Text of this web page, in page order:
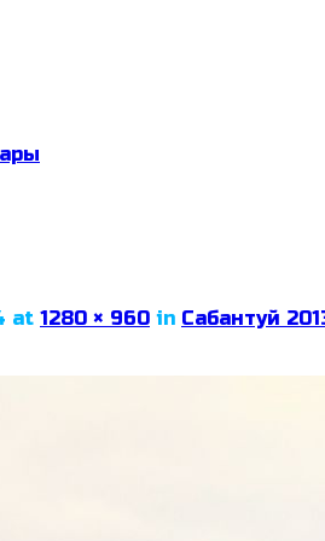
at 1280 × 960 in Сабантуй